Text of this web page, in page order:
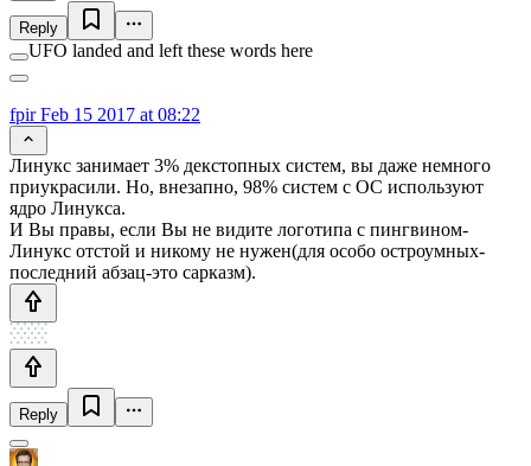
Reply
UFO landed and left these words here
fpirFeb 15 2017 at 08:22
Линукс занимает 3% декстопных систем, вы даже немного
приукрасили. Но, внезапно, 98% систем с ОС используют
ядро Линукса.
И Вы правы, если Вы не видите логотипа с пингвином-
Линукс отстой и никому не нужен(для особо остроумных-
последний абзац-это сарказм).
Reply